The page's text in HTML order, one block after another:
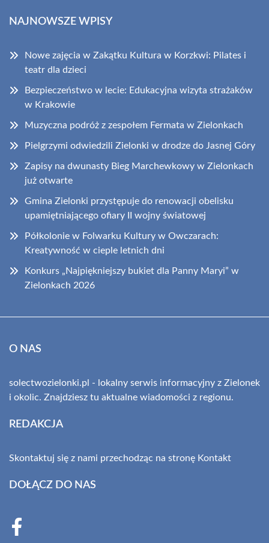
NAJNOWSZE WPISY
Nowe zajęcia w Zakątku Kultura w Korzkwi: Pilates i
teatr dla dzieci
Bezpieczeństwo w lecie: Edukacyjna wizyta strażaków
w Krakowie
Muzyczna podróż z zespołem Fermata w Zielonkach
Pielgrzymi odwiedzili Zielonki w drodze do Jasnej Góry
Zapisy na dwunasty Bieg Marchewkowy w Zielonkach
już otwarte
Gmina Zielonki przystępuje do renowacji obelisku
upamiętniającego ofiary II wojny światowej
Półkolonie w Folwarku Kultury w Owczarach:
Kreatywność w cieple letnich dni
Konkurs „Najpiękniejszy bukiet dla Panny Maryi” w
Zielonkach 2026
O NAS
solectwozielonki.pl - lokalny serwis informacyjny z Zielonek
i okolic. Znajdziesz tu aktualne wiadomości z regionu.
REDAKCJA
Skontaktuj się z nami przechodząc na stronę Kontakt
DOŁĄCZ DO NAS